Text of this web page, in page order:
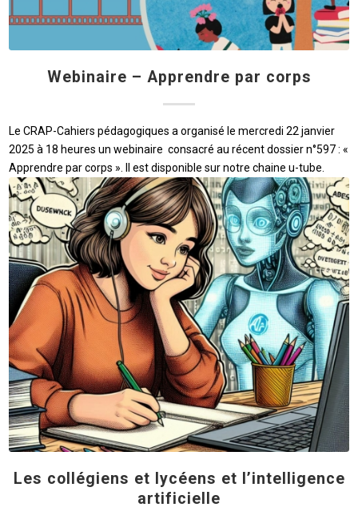
Webinaire – Apprendre par corps
Le CRAP-Cahiers pédagogiques a organisé le mercredi 22 janvier
2025 à 18 heures un webinaire consacré au récent dossier n°597 : «
Apprendre par corps ». Il est disponible sur notre chaine u-tube.
Les collégiens et lycéens et l’intelligence
artificielle